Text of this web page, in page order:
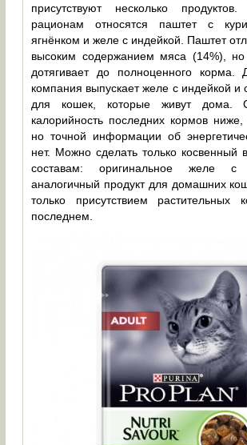
присутствуют несколько
рационам относятся паштет с
ягнёнком и желе с индейкой. Паштет
высоким содержанием мяса (14%),
дотягивает до полноценного корма.
компания выпускает желе с индейкой и
для кошек, которые живут дома.
калорийность последних кормов
но точной информации об
нет. Можно сделать только косвенный
составам: оригинальное желе
аналогичный продукт для домашних
только присутствием растительных
последнем.